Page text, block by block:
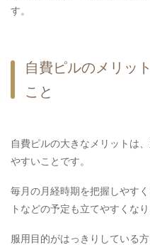
す。
自費ピルのメリッ
こと
自費ピルの大きなメリットは
やすいことです。
毎月の月経時期を把握しやす
トなどの予定も立てやすくなり
服用目的がはっきりしている